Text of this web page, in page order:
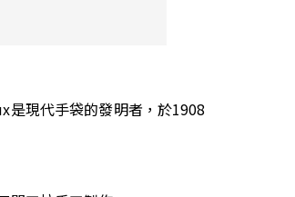
是現代手袋的發明者，於1908